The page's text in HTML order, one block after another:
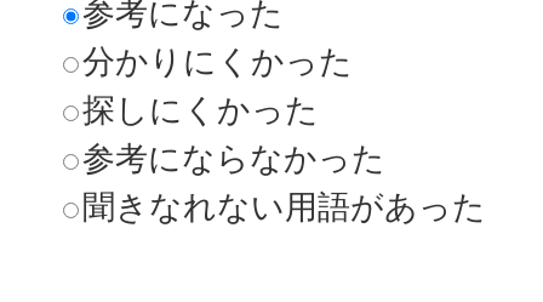
参考になった
分かりにくかった
探しにくかった
参考にならなかった
聞きなれない用語があった